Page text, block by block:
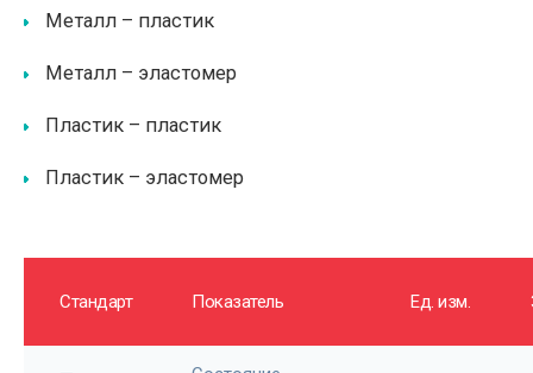
Металл – пластик
Металл – эластомер
Пластик – пластик
Пластик – эластомер
Стандарт Показатель Ед. изм.